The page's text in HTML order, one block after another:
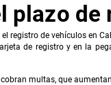
plazo de
registro de vehículos en
de registro y en la
multas, que